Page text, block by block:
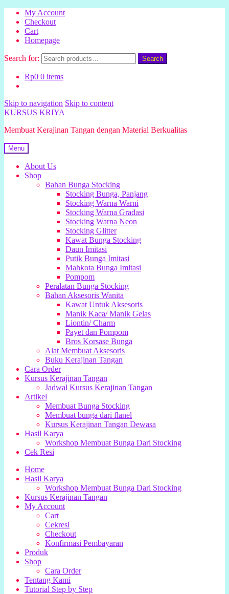
My Account
Checkout
Cart
Homepage
Search for: Search
Rp0 0 items
Skip to navigation Skip to content
KURSUS KRIYA
Membuat Kerajinan Tangan dengan Material Berkualitas
Menu
About Us
Shop
Bahan Bunga Stocking
Stocking Bunga, Panjang
Stocking Warna Warni
Stocking Warna Gradasi
Stocking Warna Neon
Stocking Glitter
Kawat Bunga Stocking
Daun Imitasi
Putik Bunga Imitasi
Mahkota Bunga Imitasi
Pompom
Peralatan Bunga Stocking
Bahan Aksesoris Wanita
Kawat Untuk Aksesoris
Manik Kaca/ Manik Gelas
Liontin/ Charm
Payet dan Pompom
Bros Korsase Bunga
Alat Membuat Aksesoris
Buku Kerajinan Tangan
Cara Order
Kursus Kerajinan Tangan
Jadwal Kursus Kerajinan Tangan
Artikel
Membuat Bunga Stocking
Membuat bunga dari flanel
Kursus Kerajinan Tangan Dewasa
Hasil Karya
Workshop Membuat Bunga Dari Stocking
Cek Resi
Home
Hasil Karya
Workshop Membuat Bunga Dari Stocking
Kursus Kerajinan Tangan
My Account
Cart
Cekresi
Checkout
Konfirmasi Pembayaran
Produk
Shop
Cara Order
Tentang Kami
Tutorial Step by Step